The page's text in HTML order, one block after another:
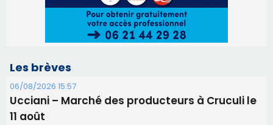
Les brèves
06/08/2026 15:57
Ucciani – Marché des producteurs à Cruculi le
11 août